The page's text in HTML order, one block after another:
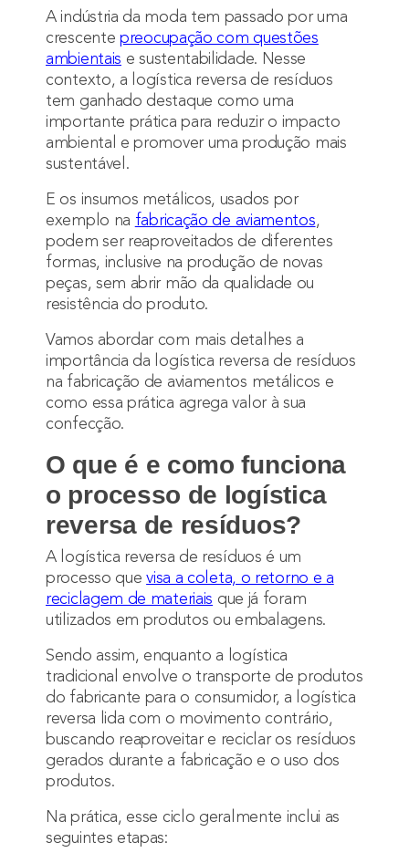
A indústria da moda tem passado por uma
crescente preocupação com questões
ambientais e sustentabilidade. Nesse
contexto, a logística reversa de resíduos
tem ganhado destaque como uma
importante prática para reduzir o impacto
ambiental e promover uma produção mais
sustentável.
E os insumos metálicos, usados por
exemplo na fabricação de aviamentos,
podem ser reaproveitados de diferentes
formas, inclusive na produção de novas
peças, sem abrir mão da qualidade ou
resistência do produto.
Vamos abordar com mais detalhes a
importância da logística reversa de resíduos
na fabricação de aviamentos metálicos e
como essa prática agrega valor à sua
confecção.
O que é e como funciona
o processo de logística
reversa de resíduos?
A logística reversa de resíduos é um
processo que visa a coleta, o retorno e a
reciclagem de materiais que já foram
utilizados em produtos ou embalagens.
Sendo assim, enquanto a logística
tradicional envolve o transporte de produtos
do fabricante para o consumidor, a logística
reversa lida com o movimento contrário,
buscando reaproveitar e reciclar os resíduos
gerados durante a fabricação e o uso dos
produtos.
Na prática, esse ciclo geralmente inclui as
seguintes etapas: